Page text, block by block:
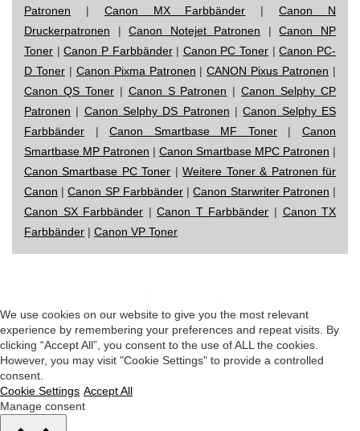
Patronen | Canon MX Farbbänder |Canon N
Druckerpatronen |Canon Notejet Patronen |Canon NP
Toner |Canon P Farbbänder| Canon PC Toner |Canon PC-
D Toner| Canon Pixma Patronen |CANON Pixus Patronen |
Canon QS Toner| Canon S Patronen |Canon Selphy CP
Patronen | Canon Selphy DS Patronen |Canon Selphy ES
Farbbänder |Canon Smartbase MF Toner|Canon
Smartbase MP Patronen | Canon Smartbase MPC Patronen |
Canon Smartbase PC Toner |Weitere Toner & Patronen für
Canon |Canon SP Farbbänder|Canon Starwriter Patronen |
Canon SX Farbbänder |Canon T Farbbänder | Canon TX
Farbbänder | Canon VP Toner
We use cookies on our website to give you the most relevant
experience by remembering your preferences and repeat visits. By
clicking “Accept All”, you consent to the use of ALL the cookies.
However, you may visit "Cookie Settings" to provide a controlled
consent.
Cookie Settings Accept All
Manage consent